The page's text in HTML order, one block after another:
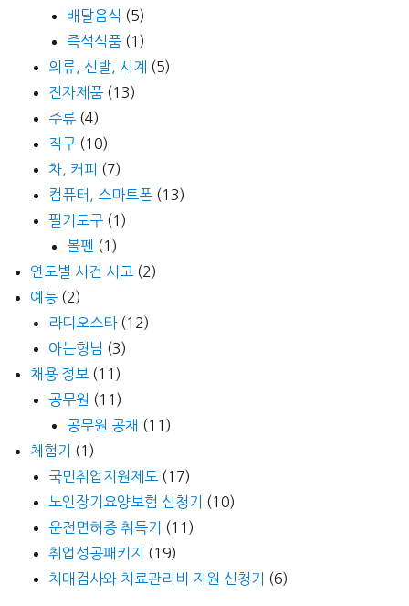
배달음식 (5)
즉석식품 (1)
의류, 신발, 시계
(5)
전자제품 (13)
주류 (4)
직구 (10)
차, 커피 (7)
컴퓨터, 스마트폰 (13)
필기도구 (1)
볼펜 (1)
연도별 사건 사고 (2)
예능 (2)
라디오스타(12)
아는형님 (3)
채용 정보 (11)
공무원 (11)
공무원 공채 (11)
체험기
(1)
국민취업지원제도 (17)
노인장기요양보험 신청기
(10)
운전면허증 취득기
(11)
취업성공패키지
(19)
치매검사와 치료관리비 지원 신청기
(6)